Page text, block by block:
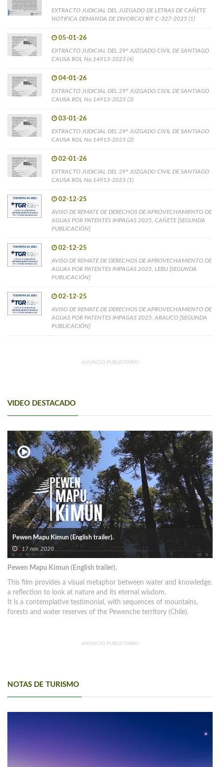
EXTRACTO JUDICIAL DEL JUZGADO DE LETRAS DE CAÑETE
NOTIFICA DEMANDA DE DIVORCIO RIT C-327-2025 (1)
05-01-26
EXTRACTO JUDICIAL DEL 29° JUZGADO CIVIL DE SANTIAGO
CAUSA ROL No.14913-2023 (4)
04-01-26
EXTRACTO JUDICIAL DEL 29° JUZGADO CIVIL DE SANTIAGO
CAUSA ROL No.14913-2023 (3)
03-01-26
EXTRACTO JUDICIAL DEL 29° JUZGADO CIVIL DE SANTIAGO
CAUSA ROL No.14913-2023 (2)
02-01-26
EXTRACTO JUDICIAL DEL 29° JUZGADO CIVIL DE SANTIAGO
CAUSA ROL No.14913-2023 (1)
02-12-25
AVISO DE REMATE DE DERECHOS DE APROVECHAMIENTO DE
AGUAS POR PATENTES IMPAGAS 2025, CAÑETE [SEGUNDA
PUBLICACIÓN]
02-12-25
AVISO DE REMATE DE DERECHOS DE APROVECHAMIENTO DE
AGUAS POR PATENTES IMPAGAS 2025, LEBU [SEGUNDA
PUBLICACIÓN]
02-12-25
AVISO DE REMATE DE DERECHOS DE APROVECHAMIENTO DE
AGUAS POR PATENTES IMPAGAS 2025, ARAUCO [SEGUNDA
PUBLICACIÓN]
ANUNCIO PUBLICITARIO
VIDEO DESTACADO
Pewen Mapu Kimun (English trailer).
17 nov 2020
Pewen Mapu Kimun (English trailer).
This film provides a visual metaphor between water and knowledge,
a reflection to look at nature and its eternal wisdom.
It is a contemplative testimonial, with sequences of mountains,
forests and water reserves of the Pewenche territory (Chile).
ANUNCIO PUBLICITARIO
NOTAS DE TURISMO